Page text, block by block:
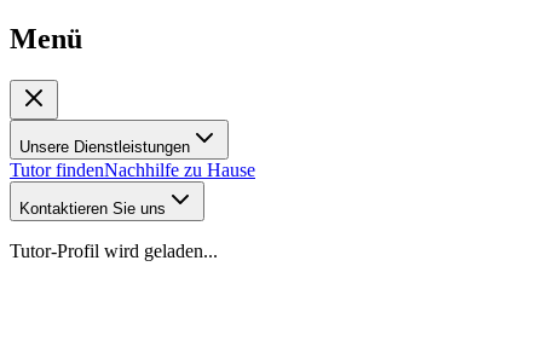
Menü
Unsere Dienstleistungen
Tutor findenNachhilfe zu Hause
Kontaktieren Sie uns
Tutor-Profil wird geladen...